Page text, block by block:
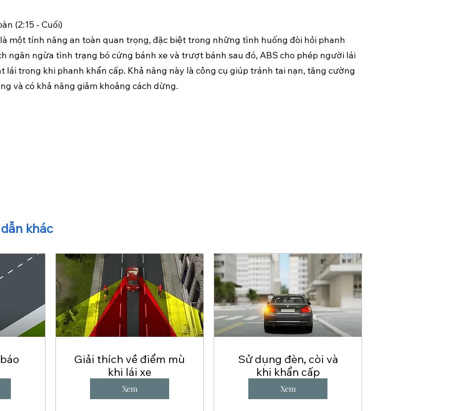
(2:15 - Cuối)
một tính năng an toàn quan trọng, đặc biệt trong những tình huống đòi hỏi phanh
ngăn ngừa tình trạng bó cứng bánh xe và trượt bánh sau đó, ABS cho phép người lái
lái trong khi phanh khẩn cấp. Khả năng này là công cụ giúp tránh tai nạn, tăng cường
và có khả năng giảm khoảng cách dừng.
khác
Giải thích về điểm mù
khi lái xe
Xem
Sử dụng đèn, còi và
khi khẩn cấp
Xem